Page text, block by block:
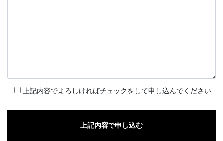
上記内容でよろしければチェックをして申し込んでください